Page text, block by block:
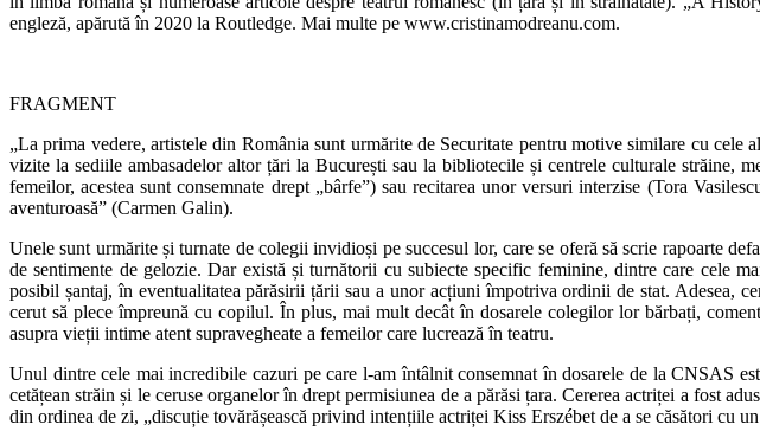
engleză, apărută în 2020 la Routledge. Mai multe pe www.cristinamodreanu.com.
FRAGMENT
„La prima vedere, artistele din România sunt urmărite de Securitate pentru motive similare cu
vizite la sediile ambasadelor altor țări la București sau la bibliotecile și centrele culturale străine,
femeilor, acestea sunt consemnate drept „bârfe”) sau recitarea unor versuri interzise (Tora
aventuroasă” (Carmen Galin).
Unele sunt urmărite și turnate de colegii invidioși pe succesul lor, care se oferă să scrie rapoarte
de sentimente de gelozie. Dar există și turnătorii cu subiecte specific feminine, dintre care cele
posibil șantaj, în eventualitatea părăsirii țării sau a unor acțiuni împotriva ordinii de stat. Adesea,
cerut să plece împreună cu copilul. În plus, mai mult decât în dosarele colegilor lor bărbați,
asupra vieții intime atent supravegheate a femeilor care lucrează în teatru.
Unul dintre cele mai incredibile cazuri pe care l‑am întâlnit consemnat în dosarele de la CNSAS
cetățean străin și le ceruse organelor în drept permisiunea de a părăsi țara. Cererea actriței a fost
din ordinea de zi, „discuție tovărășească privind intențiile actriței Kiss Erszébet de a se căsători cu